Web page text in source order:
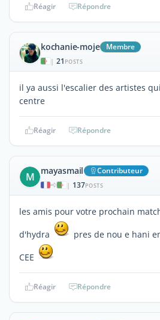
Réagir Répondre
kochanie-moje Membre
| 21 POSTS
il ya aussi l'escalier des artistes
centre
Réagir Répondre
M mayasmail Contributeur
| 137POSTS
les amis pour votre prochain
d'hydra
pres de nou e hani
CEE
Réagir Répondre